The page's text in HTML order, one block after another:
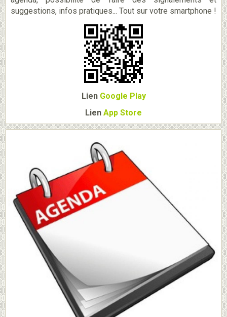
suggestions, infos pratiques... Tout sur votre smartphone !
Lien Google Play
Lien App Store